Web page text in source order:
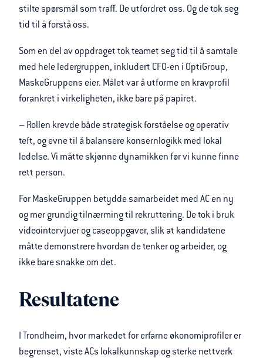
stilte spørsmål som traff. De utfordret oss. Og de tok seg
tid til å forstå oss.
Som en del av oppdraget tok teamet seg tid til å samtale
med hele ledergruppen, inkludert CFO-en i OptiGroup,
MaskeGruppens eier. Målet var å utforme en kravprofil
forankret i virkeligheten, ikke bare på papiret.
– Rollen krevde både strategisk forståelse og operativ
teft, og evne til å balansere konsernlogikk med lokal
ledelse. Vi måtte skjønne dynamikken før vi kunne finne
rett person.
For MaskeGruppen betydde samarbeidet med AC en ny
og mer grundig tilnærming til rekruttering. De tok i bruk
videointervjuer og caseoppgaver, slik at kandidatene
måtte demonstrere hvordan de tenker og arbeider, og
ikke bare snakke om det.
Resultatene
I Trondheim, hvor markedet for erfarne økonomiprofiler er
begrenset, viste ACs lokalkunnskap og sterke nettverk